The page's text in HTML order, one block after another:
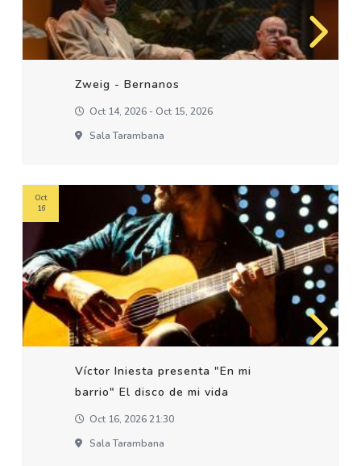
Zweig - Bernanos
Oct 14, 2026 - Oct 15, 2026
Sala Tarambana
Víctor Iniesta presenta "En mi
barrio" El disco de mi vida
Oct 16, 2026 21:30
Sala Tarambana
Oct
16